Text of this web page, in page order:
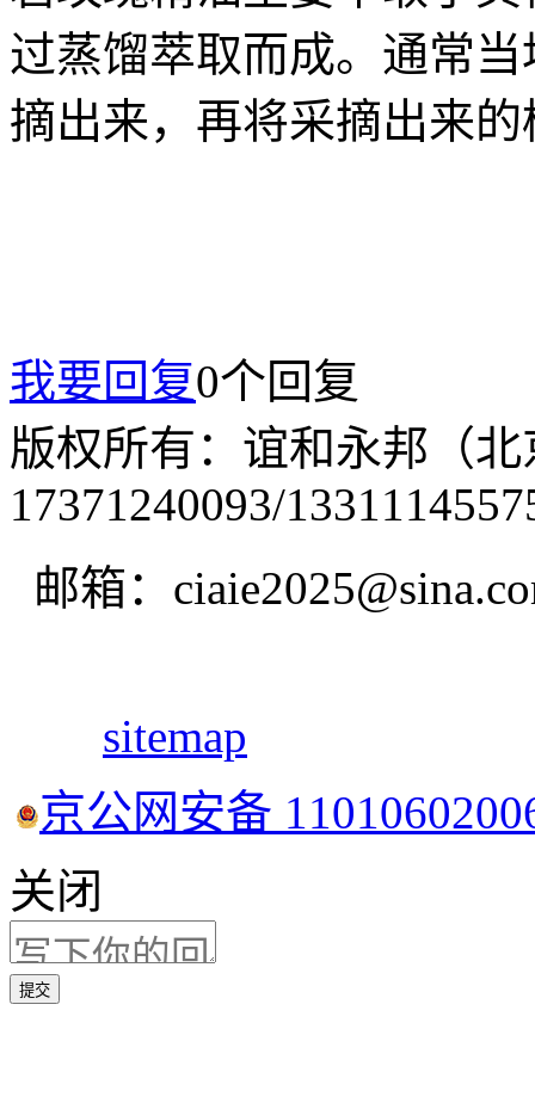
过蒸馏萃取而成。通常
摘出来，再将采摘出来
我要回复0个回复
版权所有：谊和永邦（
17371240093/
邮箱：
sitemap
京公网安备
关闭
提交